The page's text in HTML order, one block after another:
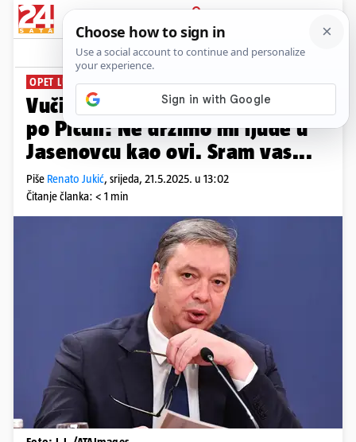
PRIJAVA
News Komentari
OPET LUPETA
Vučić branio batinaše pa udario
po Piculi: Ne držimo mi ljude u
Jasenovcu kao ovi. Sram vas...
Piše Renato Jukić, srijeda, 21.5.2025. u 13:02
Čitanje članka: < 1 min